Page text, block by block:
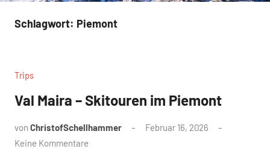
Schlagwort: Piemont
Trips
Val Maira – Skitouren im Piemont
von ChristofSchellhammer
Februar 16, 2026
Keine Kommentare